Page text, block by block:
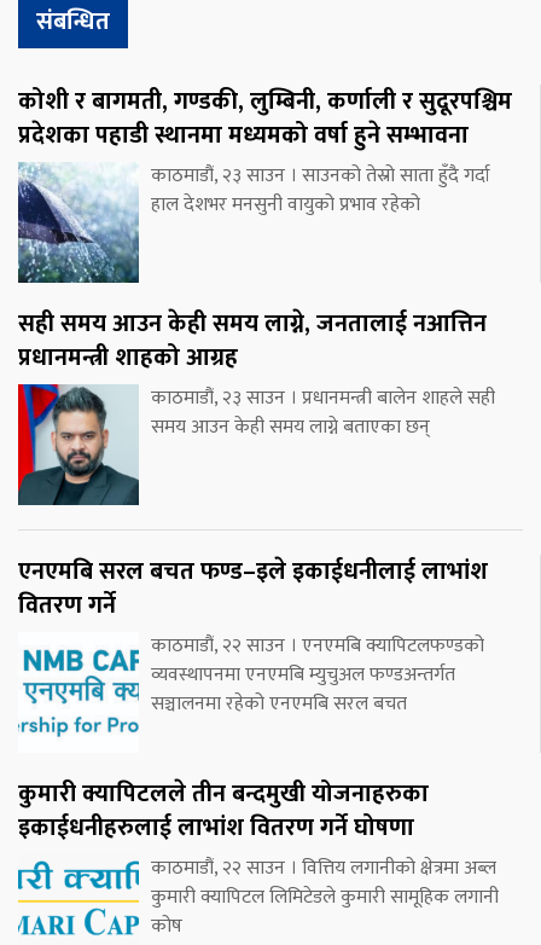
संबन्धित
कोशी र बागमती, गण्डकी, लुम्बिनी, कर्णाली र सुदूरपश्चिम
प्रदेशका पहाडी स्थानमा मध्यमको वर्षा हुने सम्भावना
काठमाडौं, २३ साउन । साउनको तेस्रो साता हुँदै गर्दा
हाल देशभर मनसुनी वायुको प्रभाव रहेको
सही समय आउन केही समय लाग्ने, जनतालाई नआत्तिन
प्रधानमन्त्री शाहको आग्रह
काठमाडौं, २३ साउन । प्रधानमन्त्री बालेन शाहले सही
समय आउन केही समय लाग्ने बताएका छन्
एनएमबि सरल बचत फण्ड–इले इकाईधनीलाई लाभांश
वितरण गर्ने
काठमाडौं, २२ साउन । एनएमबि क्यापिटलफण्डको
व्यवस्थापनमा एनएमबि म्युचुअल फण्डअन्तर्गत
सञ्चालनमा रहेको एनएमबि सरल बचत
कुमारी क्यापिटलले तीन बन्दमुखी योजनाहरुका
इकाईधनीहरुलाई लाभांश वितरण गर्ने घोषणा
काठमाडौं, २२ साउन । वित्तिय लगानीको क्षेत्रमा अब्ल
कुमारी क्यापिटल लिमिटेडले कुमारी सामूहिक लगानी
कोष